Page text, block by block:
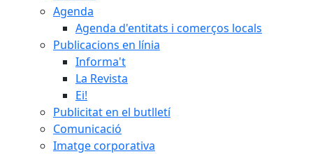
Agenda
Agenda d'entitats i comerços locals
Publicacions en línia
Informa't
La Revista
Ei!
Publicitat en el butlletí
Comunicació
Imatge corporativa